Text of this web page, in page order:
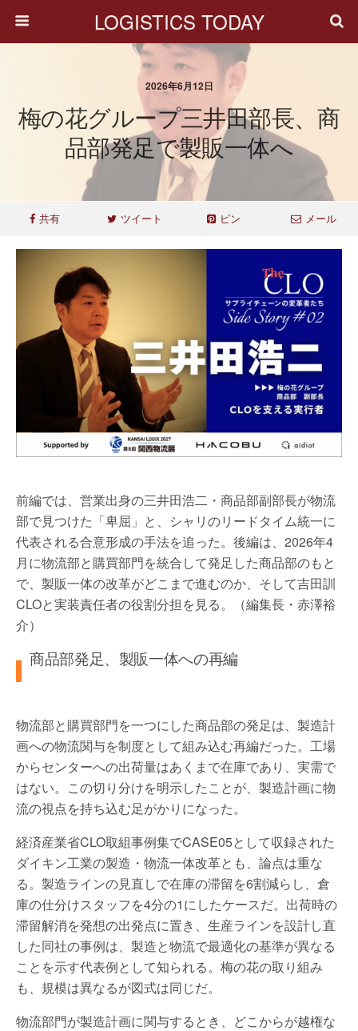
LOGISTICS TODAY
2026年6月12日
梅の花グループ三井田部長、商
品部発足で製販一体へ
共有 ツイート ピン メール
前編では、営業出身の三井田浩二・商品部副部長が物流
部で見つけた「卑屈」と、シャリのリードタイム統一に
代表される合意形成の手法を追った。後編は、2026年4
月に物流部と購買部門を統合して発足した商品部のもと
で、製販一体の改革がどこまで進むのか、そして吉田訓
CLOと実装責任者の役割分担を見る。（編集長・赤澤裕
介）
商品部発足、製販一体への再編
物流部と購買部門を一つにした商品部の発足は、製造計
画への物流関与を制度として組み込む再編だった。工場
からセンターへの出荷量はあくまで在庫であり、実需で
はない。この切り分けを明示したことが、製造計画に物
流の視点を持ち込む足がかりになった。
経済産業省CLO取組事例集でCASE05として収録された
ダイキン工業の製造・物流一体改革とも、論点は重な
る。製造ラインの見直しで在庫の滞留を6割減らし、倉
庫の仕分けスタッフを4分の1にしたケースだ。出荷時の
滞留解消を発想の出発点に置き、生産ラインを設計し直
した同社の事例は、製造と物流で最適化の基準が異なる
ことを示す代表例として知られる。梅の花の取り組み
も、規模は異なるが図式は同じだ。
物流部門が製造計画に関与するとき、どこからが越権な